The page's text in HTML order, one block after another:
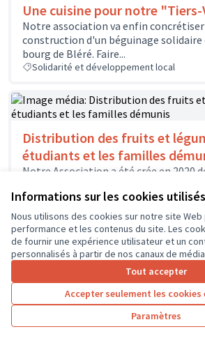
Informations sur les cookies
Nous utilisons des cookies sur notre site
performance et les contenus du site. Les
de fournir une expérience utilisateur et un
personnalisés à partir de nos canaux de
Tout accepter
Accepter seulement les cookies
Paramètres
Une cuisine pour notre
Notre association va enfin
construction d'un béguinage solidaire
bourg de Bléré. Faire...
Solidarité et développement local
Distribution des fruits et
étudiants et les familles
Notre Association a été crée en 2020
légumes aux...
Autre
Résultats par page :
1 2 3 4